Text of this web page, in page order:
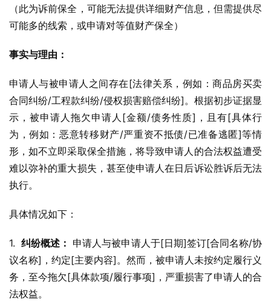
（此为诉前保全，可能无法提供详细财产信息，但需提供尽
可能多的线索，或申请对等值财产保全）
事实与理由：
申请人与被申请人之间存在[法律关系，例如：商品房买卖
合同纠纷/工程款纠纷/侵权损害赔偿纠纷]。根据初步证据显
示，被申请人拖欠申请人[金额/债务性质]，且有[具体行
为，例如：恶意转移财产/严重资不抵债/已准备逃匿]等情
形，如不立即采取保全措施，将导致申请人的合法权益遭受
难以弥补的重大损失，甚至使申请人在日后诉讼胜诉后无法
执行。
具体情况如下：
1. 纠纷概述： 申请人与被申请人于[日期]签订[合同名称/协
议名称]，约定[主要内容]。然而，被申请人未按约定履行义
务，至今拖欠[具体款项/履行事项]，严重损害了申请人的合
法权益。